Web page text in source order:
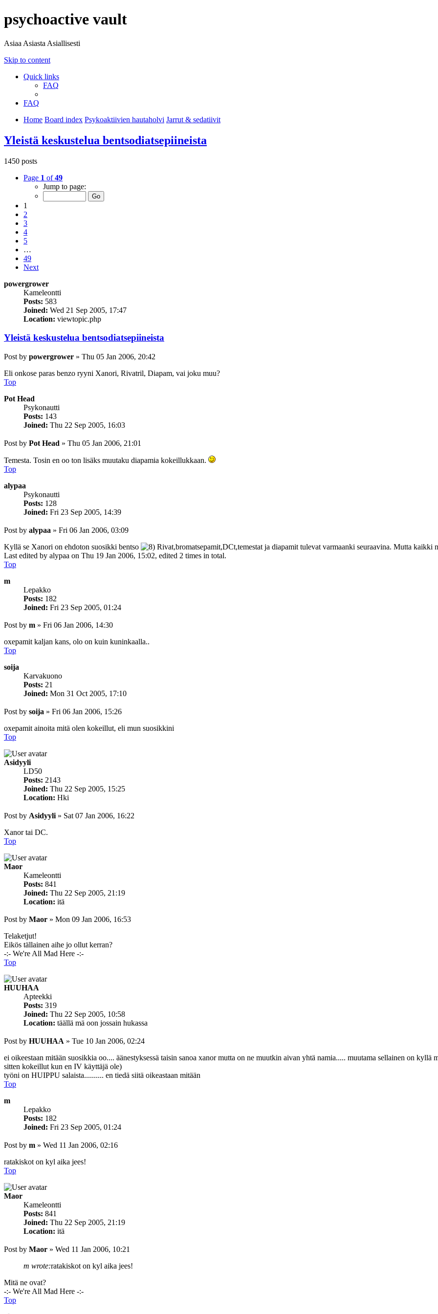
psychoactive vault
Asiaa Asiasta Asiallisesti
Skip to content
Quick links
FAQ
FAQ
Home Board index Psykoaktiivien hautaholvi Jarrut & sedatiivit
Yleistä keskustelua bentsodiatsepiineista
1450 posts
Page 1 of49
Jump to page:
1
2
3
4
5
…
49
Next
powergrower
Kameleontti
Posts: 583
Joined: Wed 21 Sep 2005, 17:47
Location: viewtopic.php
Yleistä keskustelua bentsodiatsepiineista
Post by powergrower » Thu 05 Jan 2006, 20:42
Eli onkose paras benzo ryyni Xanori, Rivatril, Diapam, vai joku muu?
Top
Pot Head
Psykonautti
Posts: 143
Joined: Thu 22 Sep 2005, 16:03
Post by Pot Head » Thu 05 Jan 2006, 21:01
Temesta. Tosin en oo ton lisäks muutaku diapamia kokeillukkaan.
Top
alypaa
Psykonautti
Posts: 128
Joined: Fri 23 Sep 2005, 14:39
Post by alypaa » Fri 06 Jan 2006, 03:09
Kyllä se Xanori on ehdoton suosikki bentso
Rivat,bromatsepamit,DCt,temestat ja diapamit tulevat varmaanki seuraavina. Mutta kaikki
Last edited by alypaa on Thu 19 Jan 2006, 15:02, edited 2 times in total.
Top
m
Lepakko
Posts: 182
Joined: Fri 23 Sep 2005, 01:24
Post by m » Fri 06 Jan 2006, 14:30
oxepamit kaljan kans, olo on kuin kuninkaalla..
Top
soija
Karvakuono
Posts: 21
Joined: Mon 31 Oct 2005, 17:10
Post by soija » Fri 06 Jan 2006, 15:26
oxepamit ainoita mitä olen kokeillut, eli mun suosikkini
Top
Asidyyli
LD50
Posts: 2143
Joined: Thu 22 Sep 2005, 15:25
Location: Hki
Post by Asidyyli » Sat 07 Jan 2006, 16:22
Xanor tai DC.
Top
Maor
Kameleontti
Posts: 841
Joined: Thu 22 Sep 2005, 21:19
Location: itä
Post by Maor » Mon 09 Jan 2006, 16:53
Telaketjut!
Eikös tällainen aihe jo ollut kerran?
-:- We're All Mad Here -:-
Top
HUUHAA
Apteekki
Posts: 319
Joined: Thu 22 Sep 2005, 10:58
Location: täällä mä oon jossain hukassa
Post by HUUHAA » Tue 10 Jan 2006, 02:24
ei oikeestaan mitään suosikkia oo.... äänestyksessä taisin sanoa xanor mutta on ne muutkin aivan yhtä namia..... muutama sellainen on
sitten kokeillut kun en IV käyttäjä ole)
työni on HUIPPU salaista.......... en tiedä siitä oikeastaan mitään
Top
m
Lepakko
Posts: 182
Joined: Fri 23 Sep 2005, 01:24
Post by m » Wed 11 Jan 2006, 02:16
ratakiskot on kyl aika jees!
Top
Maor
Kameleontti
Posts: 841
Joined: Thu 22 Sep 2005, 21:19
Location: itä
Post by Maor » Wed 11 Jan 2006, 10:21
m wrote:ratakiskot on kyl aika jees!
Mitä ne ovat?
-:- We're All Mad Here -:-
Top